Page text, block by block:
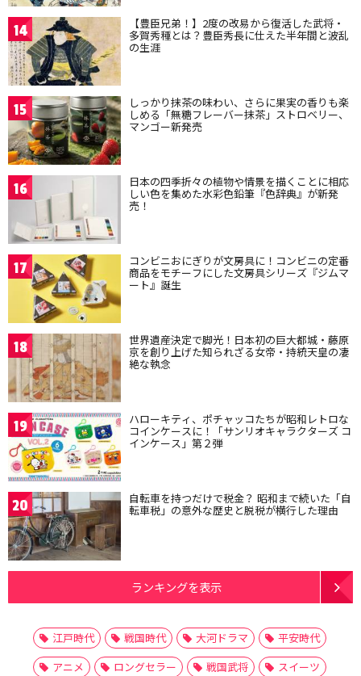
14 【豊臣兄弟！】2度の改易から復活した武将・
多賀秀種とは？豊臣秀長に仕えた半年間と波乱
の生涯
15 しっかり抹茶の味わい、さらに果実の香りも楽
しめる「無糖フレーバー抹茶」ストロベリー、
マンゴー新発売
16 日本の四季折々の植物や情景を描くことに相応
しい色を集めた水彩色鉛筆『色辞典』が新発
売！
17 コンビニおにぎりが文房具に！コンビニの定番
商品をモチーフにした文房具シリーズ『ジムマ
ート』誕生
18 世界遺産決定で脚光！日本初の巨大都城・藤原
京を創り上げた知られざる女帝・持統天皇の凄
絶な執念
19 ハローキティ、ポチャッコたちが昭和レトロな
コインケースに！「サンリオキャラクターズ コ
インケース」第２弾
20 自転車を持つだけで税金？ 昭和まで続いた「自
転車税」の意外な歴史と脱税が横行した理由
ランキングを表示
江戸時代 戦国時代 大河ドラマ
平安時代
アニメ
ロングセラー 戦国武将
スイーツ